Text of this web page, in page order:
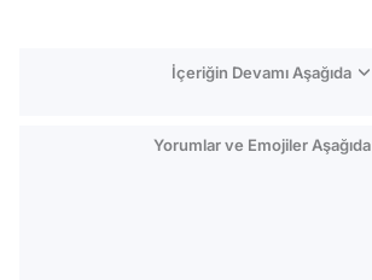
İçeriğin Devamı Aşağıda
Yorumlar ve Emojiler Aşağıda